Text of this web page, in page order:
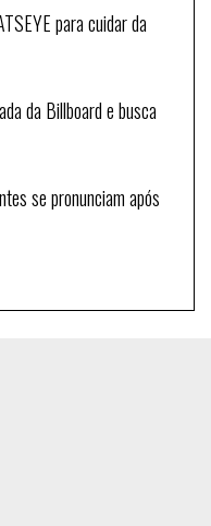
para cuidar da
da Billboard e busca
se pronunciam após